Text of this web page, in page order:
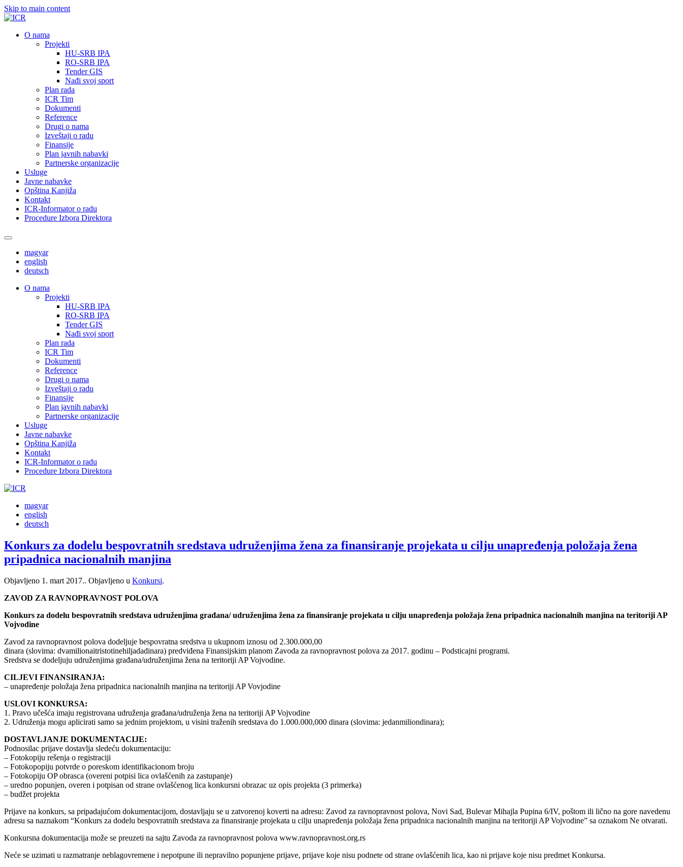
Skip to main content
О nama
Projekti
HU-SRB IPA
RO-SRB IPA
Tender GIS
Nađi svoj sport
Plan rada
ICR Tim
Dokumenti
Reference
Drugi o nama
Izveštaji o radu
Finansije
Plan javnih nabavki
Partnerske organizacije
Usluge
Javne nabavke
Opština Kanjiža
Kontakt
ICR-Informator o radu
Procedure Izbora Direktora
magyar
english
deutsch
О nama
Projekti
HU-SRB IPA
RO-SRB IPA
Tender GIS
Nađi svoj sport
Plan rada
ICR Tim
Dokumenti
Reference
Drugi o nama
Izveštaji o radu
Finansije
Plan javnih nabavki
Partnerske organizacije
Usluge
Javne nabavke
Opština Kanjiža
Kontakt
ICR-Informator o radu
Procedure Izbora Direktora
magyar
english
deutsch
Konkurs za dodelu bespovratnih sredstava udruženjima žena za finansiranje projekata u cilju unapređenja položaja žena
pripadnica nacionalnih manjina
Objavljeno 1. mart 2017.. Objavljeno u Konkursi.
ZAVOD ZA RAVNOPRAVNOST POLOVA
Konkurs za dodelu bespovratnih sredstava udruženjima građana/ udruženjima žena za finansiranje projekata u cilju unapređenja položaja žena pripadnica nacionalnih manjina na teritoriji AP
Vojvodine
Zavod za ravnopravnost polova dodeljuje bespovratna sredstva u ukupnom iznosu od 2.300.000,00
dinara (slovima: dvamilionaitristotinehiljadadinara) predviđena Finansijskim planom Zavoda za ravnopravnost polova za 2017. godinu – Podsticajni programi.
Sredstva se dodeljuju udruženjima građana/udruženjima žena na teritoriji AP Vojvodine.
CILJEVI FINANSIRANJA:
– unapređenje položaja žena pripadnica nacionalnih manjina na teritoriji AP Vovjodine
USLOVI KONKURSA:
1. Pravo učešća imaju registrovana udruženja građana/udruženja žena na teritoriji AP Vojvodine
2. Udruženja mogu aplicirati samo sa jednim projektom, u visini traženih sredstava do 1.000.000,000 dinara (slovima: jedanmiliondinara);
DOSTAVLJANJE DOKUMENTACIJE:
Podnosilac prijave dostavlja sledeću dokumentaciju:
– Fotokopiju rešenja o registraciji
– Fotokopopiju potvrde o poreskom identifikacionom broju
– Fotokopiju OP obrasca (overeni potpisi lica ovlašćenih za zastupanje)
– uredno popunjen, overen i potpisan od strane ovlašćenog lica konkursni obrazac uz opis projekta (3 primerka)
– budžet projekta
Prijave na konkurs, sa pripadajućom dokumentacijom, dostavljaju se u zatvorenoj koverti na adresu: Zavod za ravnopravnost polova, Novi Sad, Bulevar Mihajla Pupina 6/IV, poštom ili lično na gore navedenu
adresu sa naznakom “Konkurs za dodelu bespovratnih sredstava za finansiranje projekata u cilju unapređenja položaja žena pripadnica nacionalnih manjina na teritoriji AP Vojvodine” sa oznakom Ne otvarati.
Konkursna dokumentacija može se preuzeti na sajtu Zavoda za ravnopravnost polova www.ravnopravnost.org.rs
Neće se uzimati u razmatranje neblagovremene i nepotpune ili nepravilno popunjene prijave, prijave koje nisu podnete od strane ovlašćenih lica, kao ni prijave koje nisu predmet Konkursa.